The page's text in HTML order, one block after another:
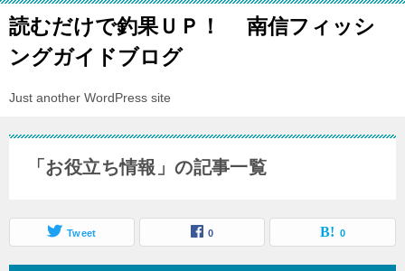
読むだけで釣果ＵＰ！ 南信フィッシ
ングガイドブログ
Just another WordPress site
「お役立ち情報」の記事一覧
Tweet 0 0